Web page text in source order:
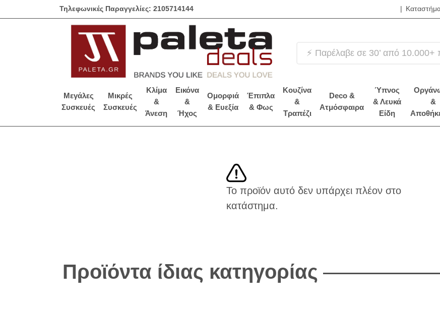
Τηλεφωνικές Παραγγελίες: 2105714144
❤️
Μεγάλες
Συσκευές
Μικρές
Συσκευές
Κλίμα
&
Άνεση
Εικόνα
&
Ήχος
Ομορφιά
& Ευεξία
Έπιπλα
& Φως
Κουζίνα
&
Τραπέζι
Deco &
Ατμόσφαιρα
Ύπνος
& Λευκά
Είδη
&
Το προϊόν αυτό δεν υπάρχει πλέον στο
κατάστημα.
Προϊόντα ίδιας κατηγορίας